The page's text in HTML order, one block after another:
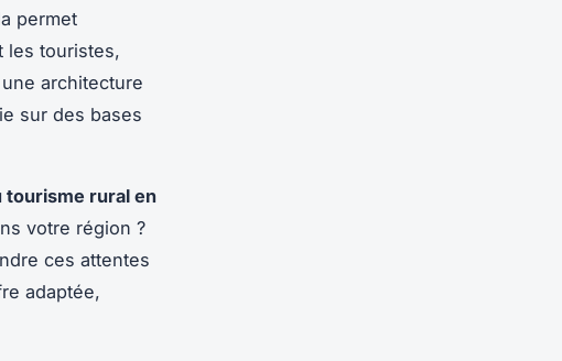
permet
les touristes,
architecture
sur des bases
tourisme rural en
votre région ?
ces attentes
adaptée,